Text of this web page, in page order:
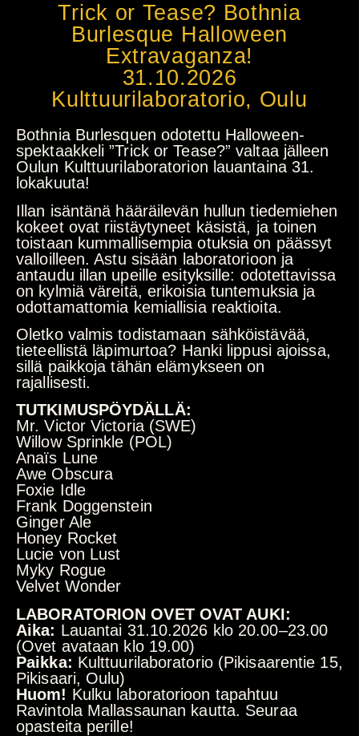
Trick or Tease? Bothnia
Burlesque Halloween
Extravaganza!
31.10.2026
Kulttuurilaboratorio, Oulu
Bothnia Burlesquen odotettu Halloween-
spektaakkeli ”Trick or Tease?” valtaa jälleen
Oulun Kulttuurilaboratorion lauantaina 31.
lokakuuta!
Illan isäntänä hääräilevän hullun tiedemiehen
kokeet ovat riistäytyneet käsistä, ja toinen
toistaan kummallisempia otuksia on päässyt
valloilleen. Astu sisään laboratorioon ja
antaudu illan upeille esityksille: odotettavissa
on kylmiä väreitä, erikoisia tuntemuksia ja
odottamattomia kemiallisia reaktioita.
Oletko valmis todistamaan sähköistävää,
tieteellistä läpimurtoa? Hanki lippusi ajoissa,
sillä paikkoja tähän elämykseen on
rajallisesti.
TUTKIMUSPÖYDÄLLÄ:
Mr. Victor Victoria (SWE)
Willow Sprinkle (POL)
Anaïs Lune
Awe Obscura
Foxie Idle
Frank Doggenstein
Ginger Ale
Honey Rocket
Lucie von Lust
Myky Rogue
Velvet Wonder
LABORATORION OVET OVAT AUKI:
Aika: Lauantai 31.10.2026 klo 20.00–23.00
(Ovet avataan klo 19.00)
Paikka: Kulttuurilaboratorio (Pikisaarentie 15,
Pikisaari, Oulu)
Huom! Kulku laboratorioon tapahtuu
Ravintola Mallassaunan kautta. Seuraa
opasteita perille!